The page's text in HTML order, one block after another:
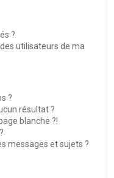
?
utilisateurs de ma
?
résultat ?
blanche ?!
messages et sujets ?